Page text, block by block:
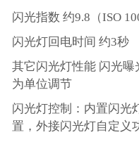
闪光指数 约9.8（ISO
闪光灯回电时间 约3秒
其它闪光灯性能 闪光
为单位调节
闪光灯控制：内置闪光
置，外接闪光灯自定义